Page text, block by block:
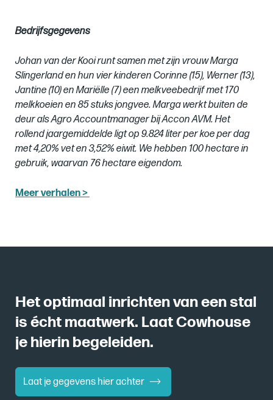
Bedrijfsgegevens
Johan van der Kooi runt samen met zijn vrouw Marga
Slingerland en hun vier kinderen Corinne (15), Werner (13),
Jantine (10) en Mariëlle (7) een melkveebedrijf met 170
melkkoeien en 85 stuks jongvee. Marga werkt buiten de
deur als Agro Accountmanager bij Accon AVM. Het
rollend jaargemiddelde ligt op 9.824 liter per koe per dag
met 4,20% vet en 3,52% eiwit. We hebben 100 hectare in
gebruik, waarvan 76 hectare eigendom.
Meer verhalen >
Het optimaal inrichten van een stal
is écht maatwerk. Laat Cowhouse
je hierin begeleiden.
Laat je gegevens hier achter